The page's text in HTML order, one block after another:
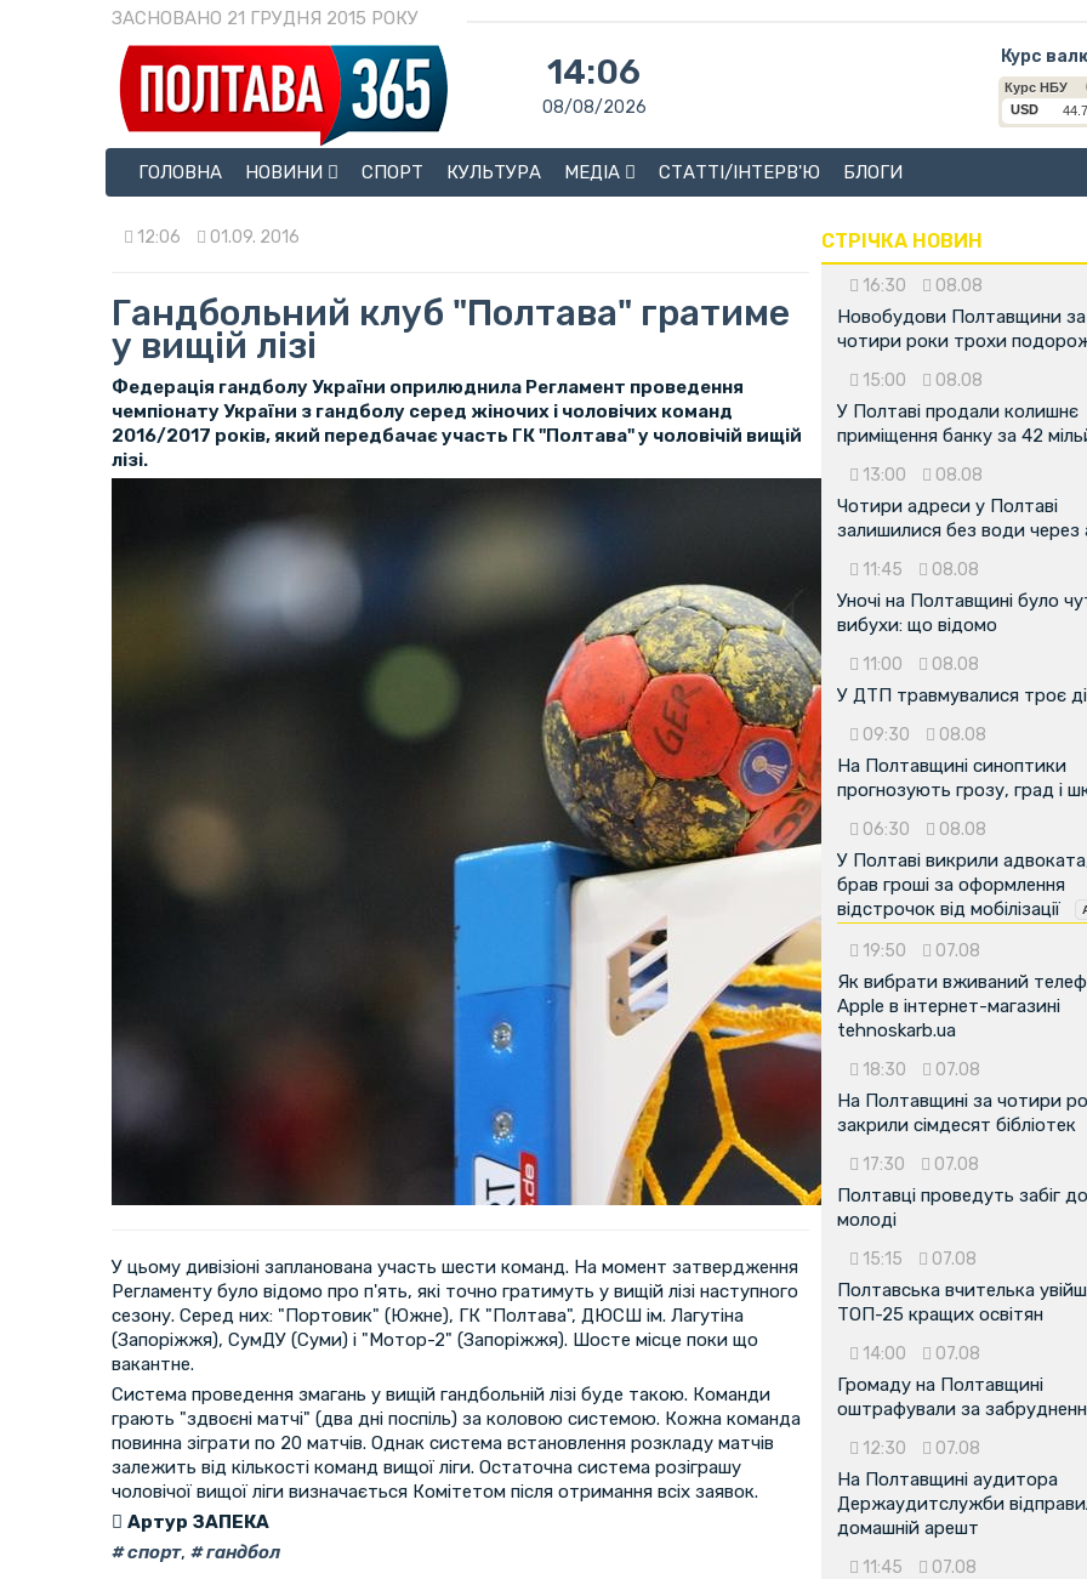
ЗАСНОВАНО 21 ГРУДНЯ 2015 РОКУ
14:06
08/08/2026
Курс
ГОЛОВНА
НОВИНИ СПОРТ КУЛЬТУРА МЕДІА СТАТТІ/ІНТЕРВ'Ю БЛОГИ
12:06 01.09. 2016
Гандбольний клуб "Полтава" гратиме
у вищій лізі
Федерація гандболу України оприлюднила Регламент проведення
чемпіонату України з гандболу серед жіночих і чоловічих команд
2016/2017 років, який передбачає участь ГК "Полтава" у чоловічій вищій
лізі.
У цьому дивізіоні запланована участь шести команд. На момент затвердження
Регламенту було відомо про п'ять, які точно гратимуть у вищій лізі наступного
сезону. Серед них: "Портовик" (Южне), ГК "Полтава", ДЮСШ ім. Лагутіна
(Запоріжжя), СумДУ (Суми) і "Мотор-2" (Запоріжжя). Шосте місце поки що
вакантне.
Система проведення змагань у вищій гандбольній лізі буде такою. Команди
грають "здвоєні матчі" (два дні поспіль) за коловою системою. Кожна команда
повинна зіграти по 20 матчів. Однак система встановлення розкладу матчів
залежить від кількості команд вищої ліги. Остаточна система розіграшу
чоловічої вищої ліги визначається Комітетом після отримання всіх заявок.
Артур ЗАПЕКА
спорт, гандбол
СТРІЧКА НОВИН
16:30 08.08
Новобудови Полтавщини за
чотири роки трохи
15:00 08.08
У Полтаві продали колишнє
приміщення банку за 42
13:00 08.08
Чотири адреси у Полтаві
залишилися без води через
11:45 08.08
Уночі на Полтавщині було
вибухи: що відомо
11:00 08.08
У ДТП травмувалися троє
09:30 08.08
На Полтавщині синоптики
прогнозують грозу, град і
06:30 08.08
У Полтаві викрили
брав гроші за оформлення
відстрочок від мобілізації
19:50 07.08
Як вибрати вживаний
Apple в інтернет-магазині
tehnoskarb.ua
18:30 07.08
На Полтавщині за чотири
закрили сімдесят бібліотек
17:30 07.08
Полтавці проведуть забіг
молоді
15:15 07.08
Полтавська вчителька
ТОП-25 кращих освітян
14:00 07.08
Громаду на Полтавщині
оштрафували за
12:30 07.08
На Полтавщині аудитора
Держаудитслужби
домашній арешт
11:45 07.08